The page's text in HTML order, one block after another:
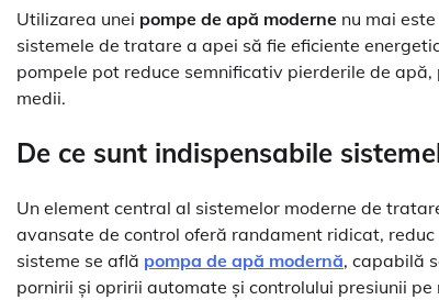
Utilizarea unei pompe de apă moderne nu mai
sistemele de tratare a apei să fie eficiente
pompele pot reduce semnificativ pierderile de
medii.
De ce sunt indispensabile
Un element central al sistemelor moderne de
avansate de control oferă randament ridicat,
sisteme se află pompa de apă modernă, capabilă
pornirii și opririi automate și controlului presiunii